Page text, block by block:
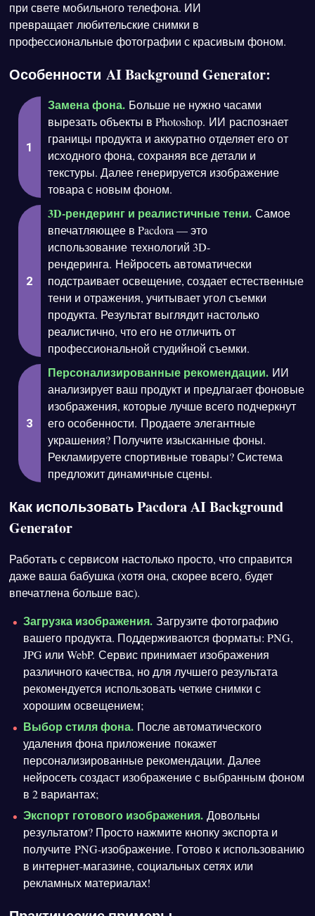
при свете мобильного телефона. ИИ
превращает любительские снимки в
профессиональные фотографии с красивым фоном.
Особенности AI Background Generator:
Замена фона. Больше не нужно часами
вырезать объекты в Photoshop. ИИ распознает
границы продукта и аккуратно отделяет его от
исходного фона, сохраняя все детали и
текстуры. Далее генерируется изображение
товара с новым фоном.
3D-рендеринг и реалистичные тени.Самое
впечатляющее в Pacdora — это
использование технологий 3D-
рендеринга. Нейросеть автоматически
подстраивает освещение, создает естественные
тени и отражения, учитывает угол съемки
продукта. Результат выглядит настолько
реалистично, что его не отличить от
профессиональной студийной съемки.
Персонализированные рекомендации. ИИ
анализирует ваш продукт и предлагает фоновые
изображения, которые лучше всего подчеркнут
его особенности. Продаете элегантные
украшения? Получите изысканные фоны.
Рекламируете спортивные товары? Система
предложит динамичные сцены.
Как использовать Pacdora AI Background
Generator
Работать с сервисом настолько просто, что справится
даже ваша бабушка (хотя она, скорее всего, будет
впечатлена больше вас).
Загрузка изображения. Загрузите фотографию
вашего продукта. Поддерживаются форматы: PNG,
JPG или WebP. Сервис принимает изображения
различного качества, но для лучшего результата
рекомендуется использовать четкие снимки с
хорошим освещением;
Выбор стиля фона. После автоматического
удаления фона приложение покажет
персонализированные рекомендации. Далее
нейросеть создаст изображение с выбранным фоном
в 2 вариантах;
Экспорт готового изображения. Довольны
результатом? Просто нажмите кнопку экспорта и
получите PNG-изображение. Готово к использованию
в интернет-магазине, социальных сетях или
рекламных материалах!